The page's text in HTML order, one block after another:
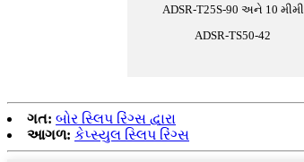
ADSR-T25S-90 અને 10 મીમી
ADSR-TS50-42
ગત: બોર સ્લિપ રિંગ્સ દ્વારા
આગળ: કેપ્સ્યુલ સ્લિપ રિંગ્સ